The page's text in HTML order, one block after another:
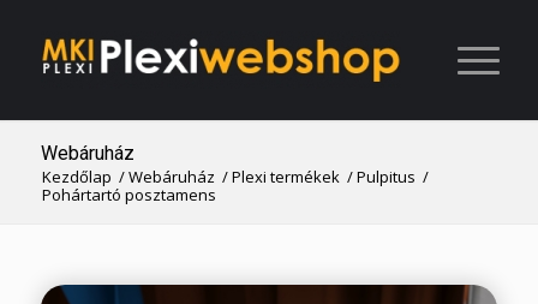
Webáruház
Kezdőlap /Webáruház /Plexi termékek /Pulpitus /
Pohártartó posztamens